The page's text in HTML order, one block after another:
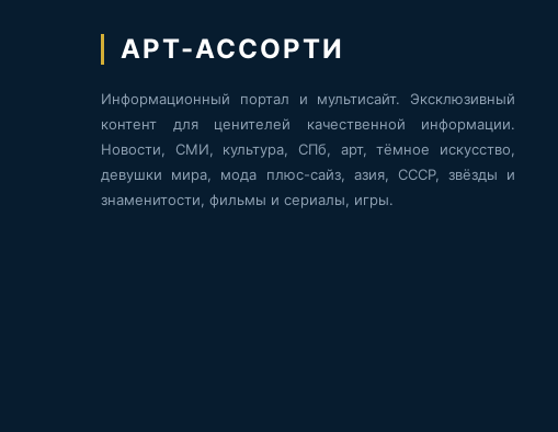
АРТ-АССОРТИ
Информационный портал и мультисайт. Эксклюзивный
контент для ценителей качественной информации.
Новости, СМИ, культура, СПб, арт, тёмное искусство,
девушки мира, мода плюс-сайз, азия, СССР, звёзды и
знаменитости, фильмы и сериалы, игры.